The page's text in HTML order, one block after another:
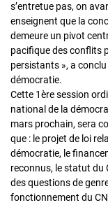
s’entretue pas, on
enseignent que la
demeure un pivot
pacifique des conflits
persistants », a
démocratie.
Cette 1ère session
national de la
mars prochain, sera
que : le projet de loi
démocratie, le
reconnus, le statut du
des questions de
fonctionnement du